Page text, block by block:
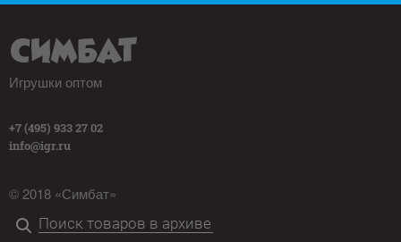
Игрушки оптом
+7 (495) 933 27 02
info@igr.ru
© 2018 «Симбат»